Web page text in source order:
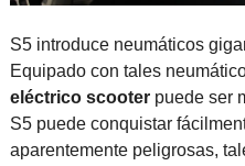
S5 introduce neumáticos
Equipado con tales
eléctrico scooterpuede ser
S5 puede conquistar
aparentemente peligrosas,